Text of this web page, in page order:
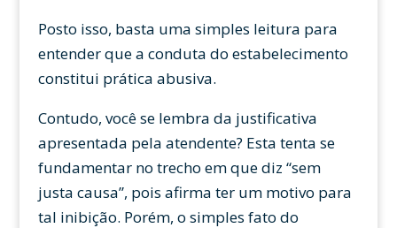
Posto isso, basta uma simples leitura para
entender que a conduta do estabelecimento
constitui prática abusiva.
Contudo, você se lembra da justificativa
apresentada pela atendente? Esta tenta se
fundamentar no trecho em que diz “sem
justa causa”, pois afirma ter um motivo para
tal inibição. Porém, o simples fato do